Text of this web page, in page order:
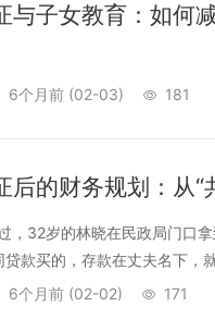
与子女教育：如何
6个月前 (02-03) 181
后的财务规划：从“
，32岁的林晓在民政局门口
贷款买的，存款在丈夫名下，
6个月前 (02-02) 171